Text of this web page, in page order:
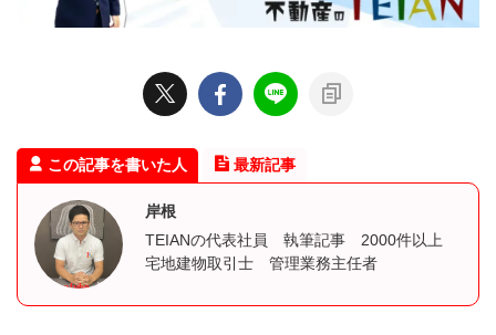
この記事を書いた人 最新記事
岸根
TEIANの代表社員 執筆記事 2000件以上
宅地建物取引士 管理業務主任者